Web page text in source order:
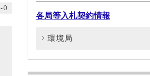
0
各局等入札契約情報
環境局